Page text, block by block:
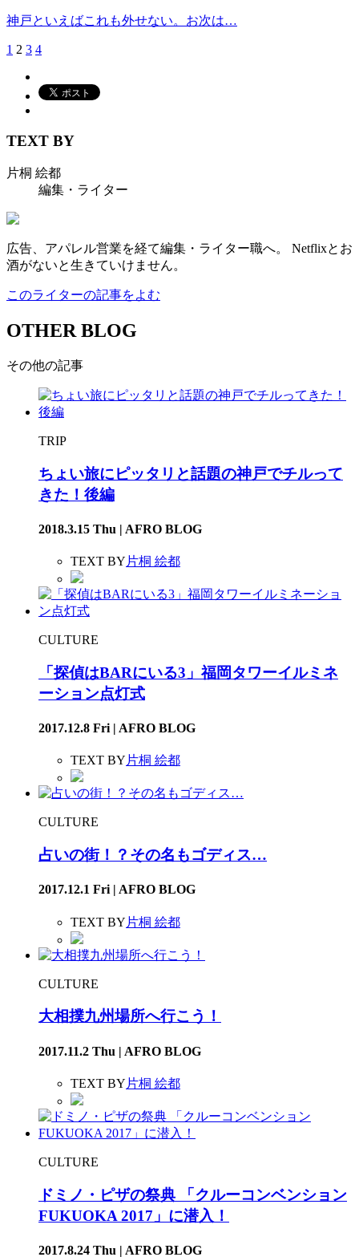
神戸といえばこれも外せない。お次は…
1 2 3 4
TEXT BY
片桐 絵都
編集・ライター
広告、アパレル営業を経て編集・ライター職へ。 Netflixとお
酒がないと生きていけません。
このライターの記事をよむ
OTHER BLOG
その他の記事
TRIP
ちょい旅にピッタリと話題の神戸でチルって
きた！後編
2018.3.15 Thu | AFRO BLOG
TEXT BY 片桐 絵都
CULTURE
「探偵はBARにいる3」福岡タワーイルミネ
ーション点灯式
2017.12.8 Fri | AFRO BLOG
TEXT BY 片桐 絵都
CULTURE
占いの街！？その名もゴディス…
2017.12.1 Fri | AFRO BLOG
TEXT BY 片桐 絵都
CULTURE
大相撲九州場所へ行こう！
2017.11.2 Thu | AFRO BLOG
TEXT BY 片桐 絵都
CULTURE
ドミノ・ピザの祭典 「クルーコンベンション
FUKUOKA 2017」に潜入！
2017.8.24 Thu | AFRO BLOG